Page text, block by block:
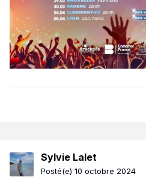
Sylvie Lalet
Posté(e) 10 octobre 2024